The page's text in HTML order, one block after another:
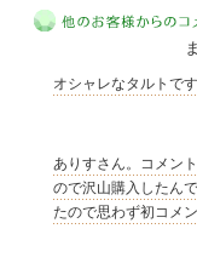
このレビューは参考に
他のお客様からのコメ
オシャレなタルトです
ありすさん。コメン
ので沢山購入したん
たので思わず初コメ